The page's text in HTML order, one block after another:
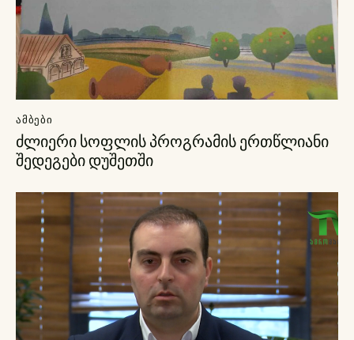
ᲐᲛᲑᲔᲑᲘ
ძლიერი სოფლის პროგრამის ერთწლიანი
შედეგები დუშეთში